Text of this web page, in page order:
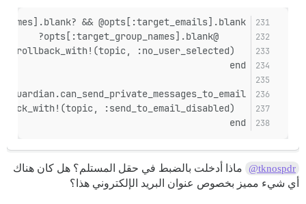
&& @opts[:target_emails].blank? &&
     @opts[:target_group_names].blank?
end
end
@tknospdr
ماذا أدخلت بالضبط في حقل المستلم؟ هل كان هناك
أي شيء مميز بخصوص عنوان البريد الإلكتروني هذا؟